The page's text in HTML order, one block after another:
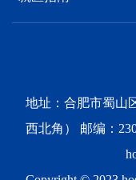
地址：合肥市蜀山
西北角） 邮编：